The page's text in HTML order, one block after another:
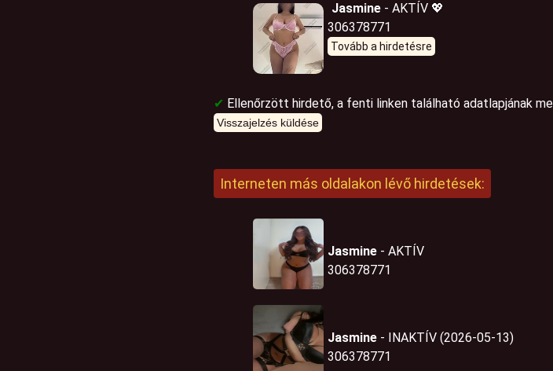
Jasmine - AKTÍV 💖
306378771
Tovább a hirdetésre
✔ Ellenőrzött hirdető, a fenti linken található adatlapjának
Visszajelzés küldése
Interneten más oldalakon lévő hirdetések:
Jasmine - AKTÍV
306378771
Jasmine - INAKTÍV (2026-05-13)
306378771